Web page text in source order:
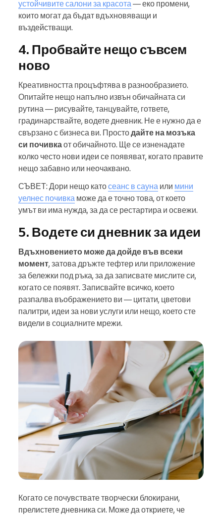
устойчивите салони за красота — еко промени,
които могат да бъдат вдъхновяващи и
въздействащи.
4. Пробвайте нещо съвсем
ново
Креативността процъфтява в разнообразието.
Опитайте нещо напълно извън обичайната си
рутина — рисувайте, танцувайте, гответе,
градинарствайте, водете дневник. Не е нужно да е
свързано с бизнеса ви. Простодайте на мозъка
си почивкаот обичайното. Ще се изненадате
колко често нови идеи се появяват, когато правите
нещо забавно или неочаквано.
СЪВЕТ: Дори нещо катосеанс в сауна или мини
уелнес почивка може да е точно това, от което
умът ви има нужда, за да се рестартира и освежи.
5. Водете си дневник за идеи
Вдъхновението може да дойде във всеки
момент, затова дръжте тефтер или приложение
за бележки под ръка, за да записвате мислите си,
когато се появят. Записвайте всичко, което
разпалва въображението ви — цитати, цветови
палитри, идеи за нови услуги или нещо, което сте
видели в социалните мрежи.
Когато се почувствате творчески блокирани,
прелистете дневника си. Може да откриете, че